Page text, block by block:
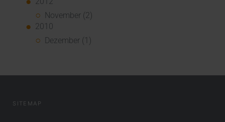
November (2)
2010
Dezember (1)
SITEMAP